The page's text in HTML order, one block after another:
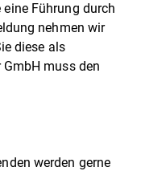
Führung durch
nehmen wir
diese als
muss den
werden gerne